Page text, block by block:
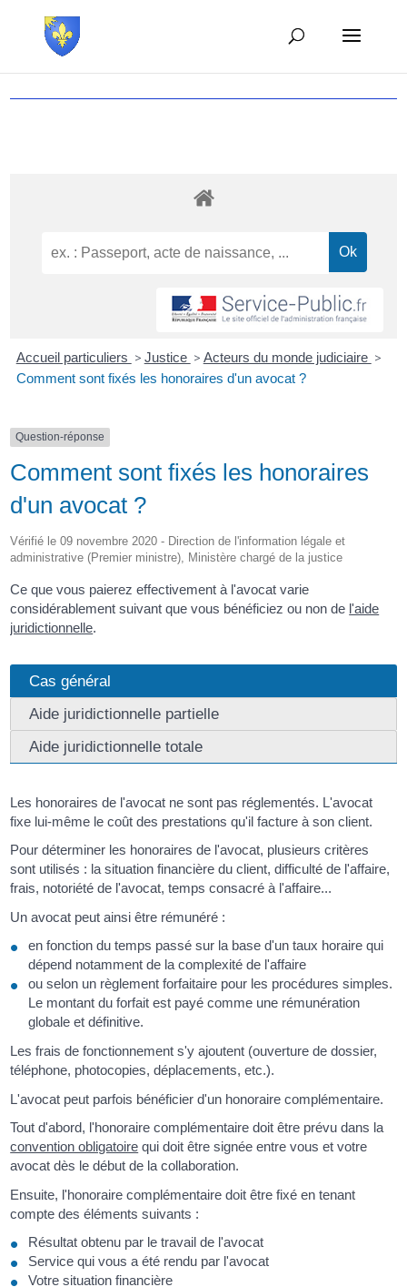
Accueil particuliers > Justice > Acteurs du monde judiciaire >
Comment sont fixés les honoraires d'un avocat ?
Question-réponse
Comment sont fixés les honoraires
d'un avocat ?
Vérifié le 09 novembre 2020 - Direction de l'information légale et
administrative (Premier ministre), Ministère chargé de la justice
Ce que vous paierez effectivement à l'avocat varie
considérablement suivant que vous bénéficiez ou non de l'aide
juridictionnelle.
Cas général
Aide juridictionnelle partielle
Aide juridictionnelle totale
Les honoraires de l'avocat ne sont pas réglementés. L'avocat
fixe lui-même le coût des prestations qu'il facture à son client.
Pour déterminer les honoraires de l'avocat, plusieurs critères
sont utilisés : la situation financière du client, difficulté de l'affaire,
frais, notoriété de l'avocat, temps consacré à l'affaire...
Un avocat peut ainsi être rémunéré :
en fonction du temps passé sur la base d'un taux horaire qui
dépend notamment de la complexité de l'affaire
ou selon un règlement forfaitaire pour les procédures simples.
Le montant du forfait est payé comme une rémunération
globale et définitive.
Les frais de fonctionnement s'y ajoutent (ouverture de dossier,
téléphone, photocopies, déplacements, etc.).
L'avocat peut parfois bénéficier d'un honoraire complémentaire.
Tout d'abord, l'honoraire complémentaire doit être prévu dans la
convention obligatoire qui doit être signée entre vous et votre
avocat dès le début de la collaboration.
Ensuite, l'honoraire complémentaire doit être fixé en tenant
compte des éléments suivants :
Résultat obtenu par le travail de l'avocat
Service qui vous a été rendu par l'avocat
Votre situation financière